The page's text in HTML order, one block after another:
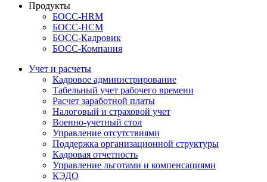
Продукты
БОСС-HRM
БОСС-HCM
БОСС-Кадровик
БОСС-Компания
Учет и расчеты
Кадровое администрирование
Табельный учет рабочего времени
Расчет заработной платы
Налоговый и страховой учет
Военно-учетный стол
Управление отсутствиями
Поддержка организационной структуры
Кадровая отчетность
Управление льготами и компенсациями
КЭДО